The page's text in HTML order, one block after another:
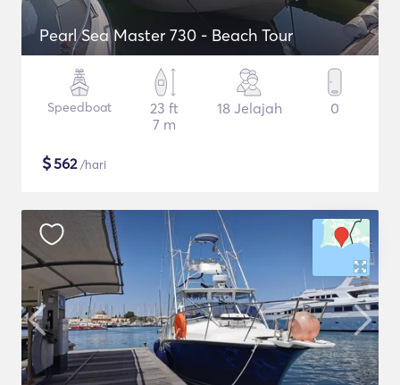
Pearl Sea Master 730 - Beach Tour
Speedboat
23 ft
7 m
18 Jelajah 0
$562/hari